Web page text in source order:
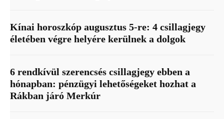
Kínai horoszkóp augusztus 5-re: 4 csillagjegy
életében végre helyére kerülnek a dolgok
6 rendkívül szerencsés csillagjegy ebben a
hónapban: pénzügyi lehetőségeket hozhat a
Rákban járó Merkúr